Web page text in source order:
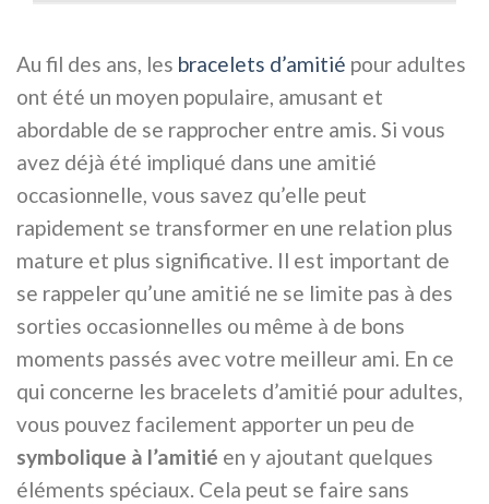
Au fil des ans, les bracelets d’amitié pour adultes
ont été un moyen populaire, amusant et
abordable de se rapprocher entre amis. Si vous
avez déjà été impliqué dans une amitié
occasionnelle, vous savez qu’elle peut
rapidement se transformer en une relation plus
mature et plus significative. Il est important de
se rappeler qu’une amitié ne se limite pas à des
sorties occasionnelles ou même à de bons
moments passés avec votre meilleur ami. En ce
qui concerne les bracelets d’amitié pour adultes,
vous pouvez facilement apporter un peu de
symbolique à l’amitié en y ajoutant quelques
éléments spéciaux. Cela peut se faire sans